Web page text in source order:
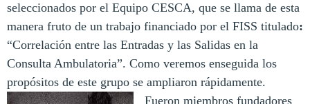
seleccionados por el Equipo CESCA, que se llama de esta
manera fruto de un trabajo financiado por el FISS titulado:
“Correlación entre las Entradas y las Salidas en la
Consulta Ambulatoria”. Como veremos enseguida los
propósitos de este grupo se ampliaron rápidamente.
Fueron miembros fundadores